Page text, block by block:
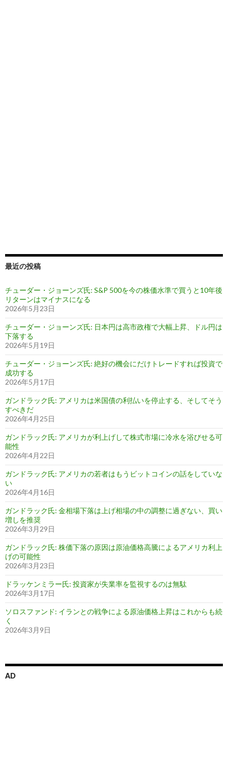
最近の投稿
チューダー・ジョーンズ氏: S&P 500を今の株価水準で買うと10年後
リターンはマイナスになる
2026年5月23日
チューダー・ジョーンズ氏: 日本円は高市政権で大幅上昇、ドル円は
下落する
2026年5月19日
チューダー・ジョーンズ氏: 絶好の機会にだけトレードすれば投資で
成功する
2026年5月17日
ガンドラック氏: アメリカは米国債の利払いを停止する、そしてそう
すべきだ
2026年4月25日
ガンドラック氏: アメリカが利上げして株式市場に冷水を浴びせる可
能性
2026年4月22日
ガンドラック氏: アメリカの若者はもうビットコインの話をしていな
い
2026年4月16日
ガンドラック氏: 金相場下落は上げ相場の中の調整に過ぎない、買い
増しを推奨
2026年3月29日
ガンドラック氏: 株価下落の原因は原油価格高騰によるアメリカ利上
げの可能性
2026年3月23日
ドラッケンミラー氏: 投資家が失業率を監視するのは無駄
2026年3月17日
ソロスファンド: イランとの戦争による原油価格上昇はこれからも続
く
2026年3月9日
AD